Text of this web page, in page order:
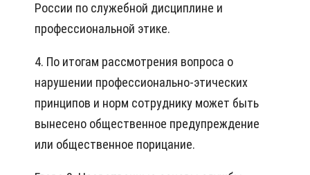
России по служебной дисциплине и
профессиональной этике.
4. По итогам рассмотрения вопроса о
нарушении профессионально-этических
принципов и норм сотруднику может быть
вынесено общественное предупреждение
или общественное порицание.